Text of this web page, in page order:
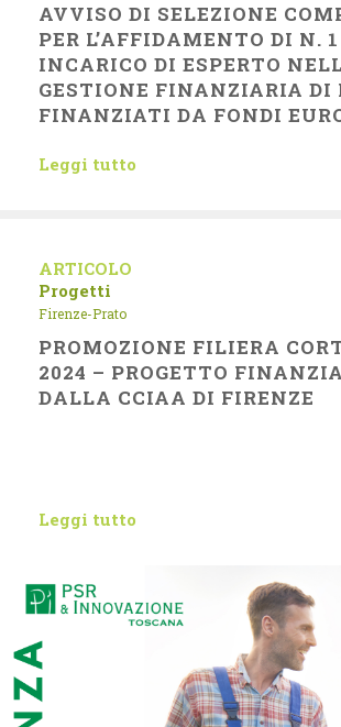
AVVISO DI SELEZIONE
PER L’AFFIDAMENTO DI N. 1
INCARICO DI ESPERTO
GESTIONE FINANZIARIA DI
FINANZIATI DA FONDI
Leggi tutto
ARTICOLO
Progetti
Firenze-Prato
PROMOZIONE FILIERA
2024 – PROGETTO
DALLA CCIAA DI FIRENZE
Leggi tutto